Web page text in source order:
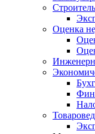
Оценка